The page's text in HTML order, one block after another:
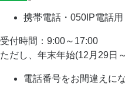
携帯電話・050IP電話
受付時間：9:00～17:00
ただし、年末年始(12月29日
電話番号をお間違えに